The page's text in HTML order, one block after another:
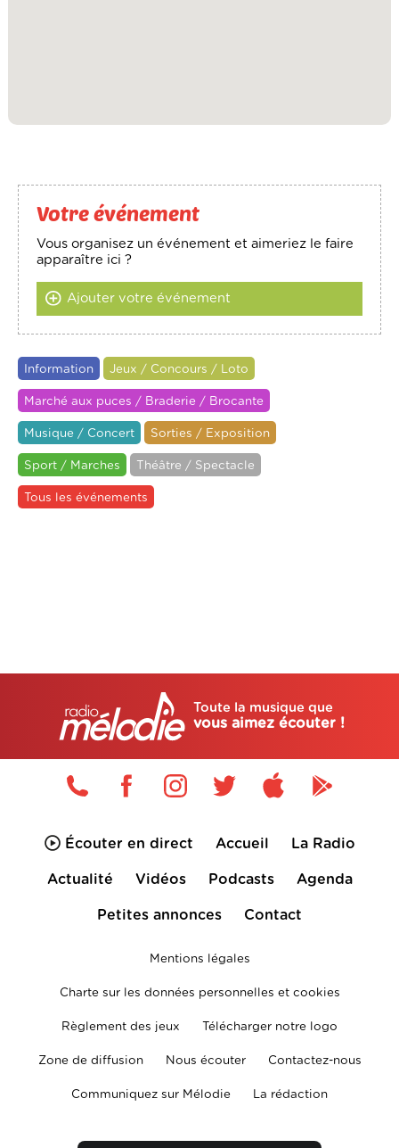
Votre événement
Vous organisez un événement et aimeriez le faire
apparaître ici ?
Ajouter votre événement
Information Jeux / Concours / Loto
Marché aux puces / Braderie / Brocante
Musique / Concert Sorties / Exposition
Sport / Marches Théâtre / Spectacle
Tous les événements
Toute la musique que
vous aimez écouter !
Écouter en direct Accueil La Radio
Actualité Vidéos Podcasts Agenda
Petites annonces Contact
Mentions légales
Charte sur les données personnelles et cookies
Règlement des jeux Télécharger notre logo
Zone de diffusion Nous écouter Contactez-nous
Communiquez sur Mélodie La rédaction